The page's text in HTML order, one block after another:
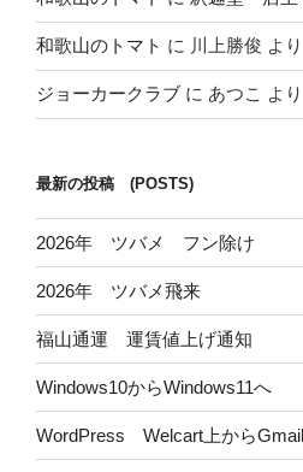
和歌山のトマト に 川上勝俊 より
ジョーカークラブ に あつこ より
最新の投稿 (POSTS)
2026年 ツバメ フン除け
2026年 ツバメ飛来
福山通運 運賃値上げ通知
Windows10からWindows11へ
WordPress Welcart上から